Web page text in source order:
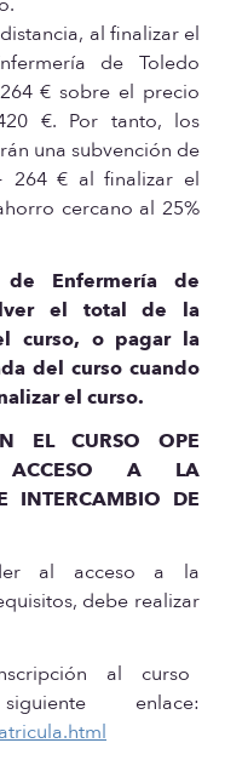
al finalizar el
de Toledo
€ sobre el precio
€. Por tanto, los
una subvención de
264 € al finalizar el
cercano al 25%
Enfermería de
el total de la
curso, o pagar la
del curso cuando
el curso.
EL CURSO OPE
ACCESO A LA
INTERCAMBIO DE
al acceso a la
debe realizar
al curso
enlace: